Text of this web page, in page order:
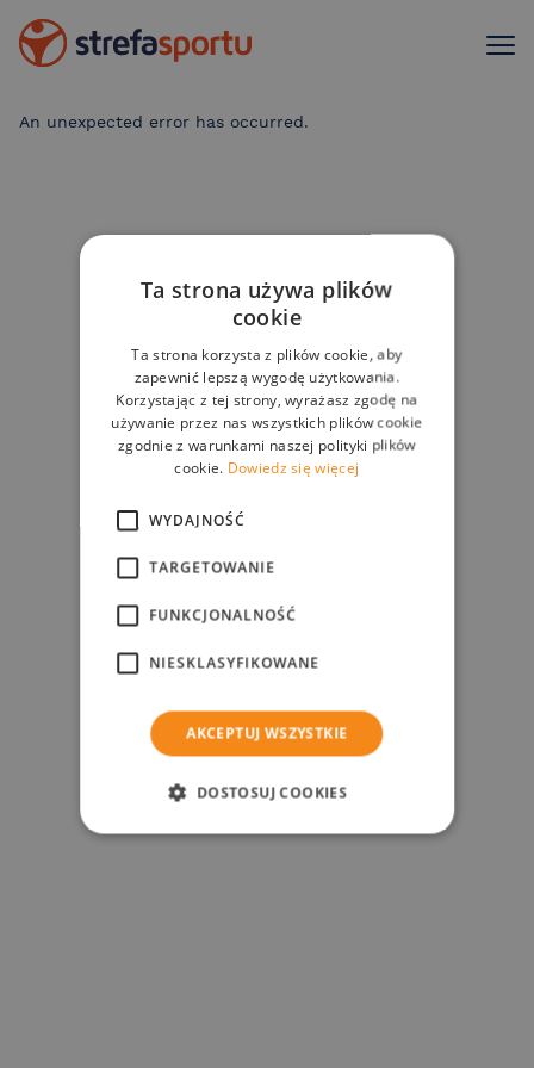
An unexpected error has occurred.
Ta strona używa plików
cookie
Ta strona korzysta z plików cookie, aby
zapewnić lepszą wygodę użytkowania.
Korzystając z tej strony, wyrażasz zgodę na
używanie przez nas wszystkich plików cookie
zgodnie z warunkami naszej polityki plików
cookie. Dowiedz się więcej
WYDAJNOŚĆ
TARGETOWANIE
FUNKCJONALNOŚĆ
NIESKLASYFIKOWANE
AKCEPTUJ WSZYSTKIE
DOSTOSUJ COOKIES